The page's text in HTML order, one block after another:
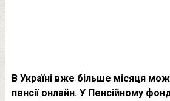
В Україні вже більше місяця
пенсії онлайн. У Пенсійному